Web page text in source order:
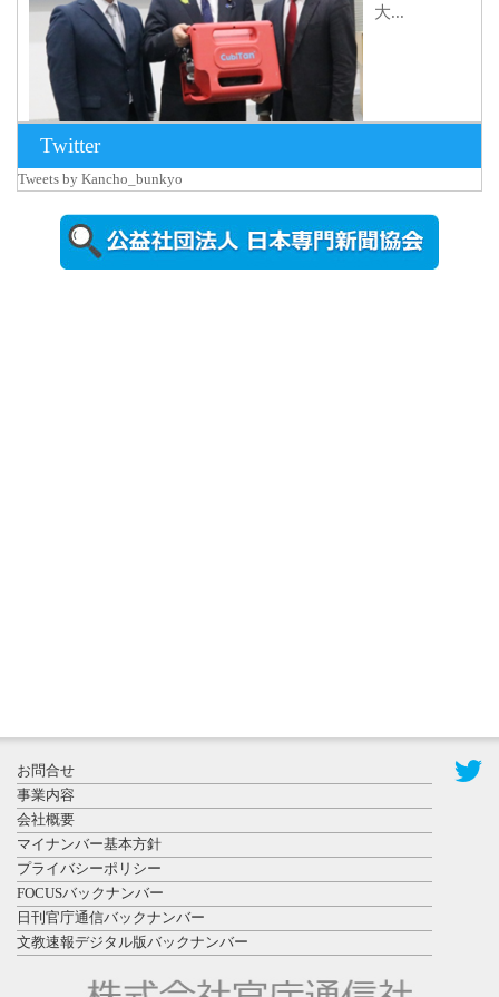
大...
2026年8月5日
更新
農工大で大
登録有形文
化財となっ
た東北大植
物園八...
Twitter
Tweets by Kancho_bunkyo
お問合せ
事業内容
会社概要
マイナンバー基本方針
プライバシーポリシー
FOCUSバックナンバー
日刊官庁通信バックナンバー
文教速報デジタル版バックナンバー